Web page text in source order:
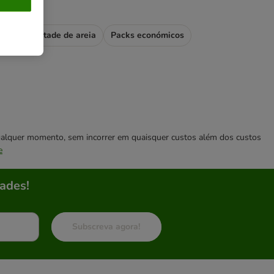
Tempestade de areia
Packs económicos
momento, sem incorrer em quaisquer custos além dos custos
Subscreva agora!